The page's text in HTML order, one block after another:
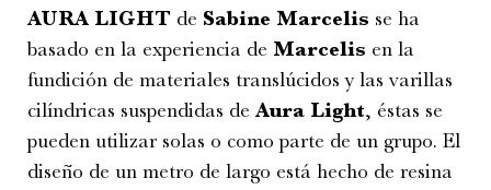
AURA LIGHT de Sabine Marcelis se ha
basado en la experiencia de Marcelis en la
fundición de materiales translúcidos y las varillas
cilíndricas suspendidas de Aura Light, éstas se
pueden utilizar solas o como parte de un grupo. El
diseño de un metro de largo está hecho de resina